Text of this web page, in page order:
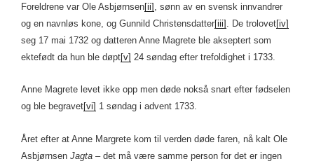
Foreldrene var Ole Asbjørnsen[ii] , sønn av en svensk innvandrer
og en navnløs kone, og Gunnild Christensdatter[iii] . De trolovet[iv]
seg 17 mai 1732 og datteren Anne Magrete ble akseptert som
ektefødt da hun ble døpt[v] 24 søndag efter trefoldighet i 1733.
Anne Magrete levet ikke opp men døde nokså snart efter fødselen
og ble begravet[vi] 1 søndag i advent 1733.
Året efter at Anne Margrete kom til verden døde faren, nå kalt Ole
Asbjørnsen Jagta – det må være samme person for det er ingen